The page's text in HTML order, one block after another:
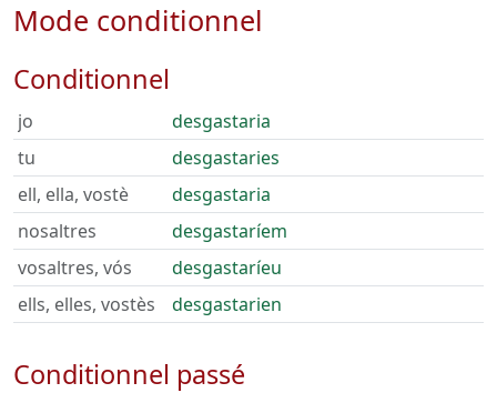
Mode conditionnel
Conditionnel
jo
desgastaria
tu
desgastaries
ell, ella, vostè
desgastaria
nosaltres
desgastaríem
vosaltres, vós
desgastaríeu
ells, elles, vostès
desgastarien
Conditionnel passé